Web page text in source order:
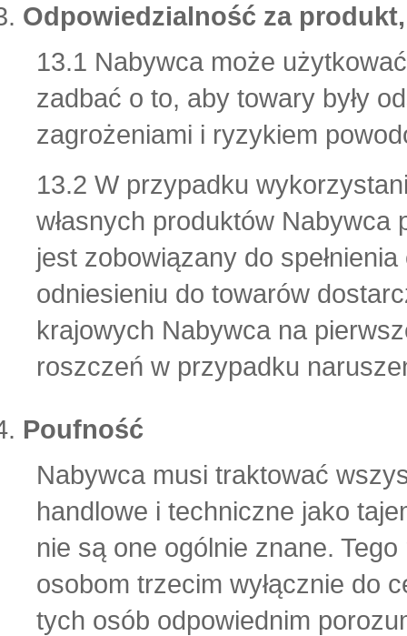
Odpowiedzialność za
13.1 Nabywca może
zadbać o to, aby towary były
zagrożeniami i ryzykiem
13.2 W przypadku
własnych produktów
jest zobowiązany do
odniesieniu do towarów
krajowych Nabywca na
roszczeń w przypadku
Poufność
Nabywca musi traktować
handlowe i techniczne jako
nie są one ogólnie znane.
osobom trzecim wyłącznie do
tych osób odpowiednim